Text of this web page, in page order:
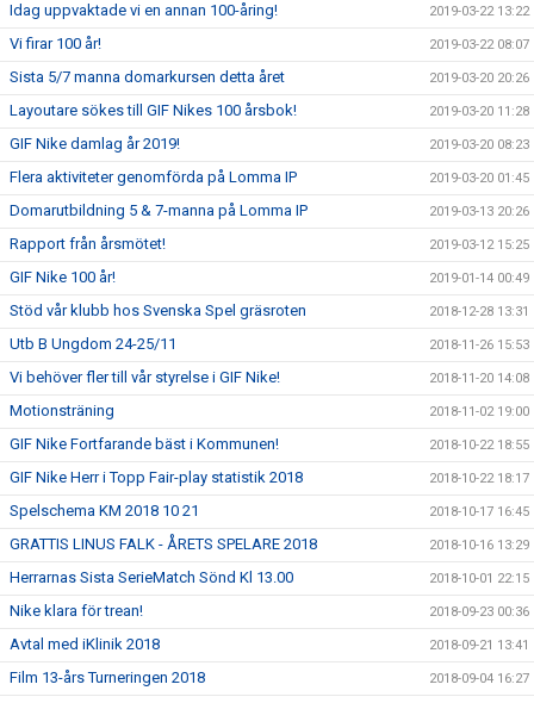
Idag uppvaktade vi en annan 100-åring! 2019-03-22 13:22
Vi firar 100 år! 2019-03-22 08:07
Sista 5/7 manna domarkursen detta året 2019-03-20 20:26
Layoutare sökes till GIF Nikes 100 årsbok! 2019-03-20 11:28
GIF Nike damlag år 2019! 2019-03-20 08:23
Flera aktiviteter genomförda på Lomma IP 2019-03-20 01:45
Domarutbildning 5 & 7-manna på Lomma IP 2019-03-13 20:26
Rapport från årsmötet! 2019-03-12 15:25
GIF Nike 100 år! 2019-01-14 00:49
Stöd vår klubb hos Svenska Spel gräsroten 2018-12-28 13:31
Utb B Ungdom 24-25/11 2018-11-26 15:53
Vi behöver fler till vår styrelse i GIF Nike! 2018-11-20 14:08
Motionsträning 2018-11-02 19:00
GIF Nike Fortfarande bäst i Kommunen! 2018-10-22 18:55
GIF Nike Herr i Topp Fair-play statistik 2018 2018-10-22 18:17
Spelschema KM 2018 10 21 2018-10-17 16:45
GRATTIS LINUS FALK - ÅRETS SPELARE 2018 2018-10-16 13:29
Herrarnas Sista SerieMatch Sönd Kl 13.00 2018-10-01 22:15
Nike klara för trean! 2018-09-23 00:36
Avtal med iKlinik 2018 2018-09-21 13:41
Film 13-års Turneringen 2018 2018-09-04 16:27